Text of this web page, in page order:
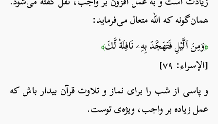
همان‌گونه که الله متعال می‌فرماید:
﴿وَمِنَ ٱلَّيۡلِ فَتَهَجَّدۡ بِهِۦ نَافِلَةٗ لَّكَ﴾
[الإسراء: ٧٩]
و پاسی از شب را برای نماز و تلاوت قرآن بیدار باش که
عمل زیاده بر واجب، ویژه‌ی توست.